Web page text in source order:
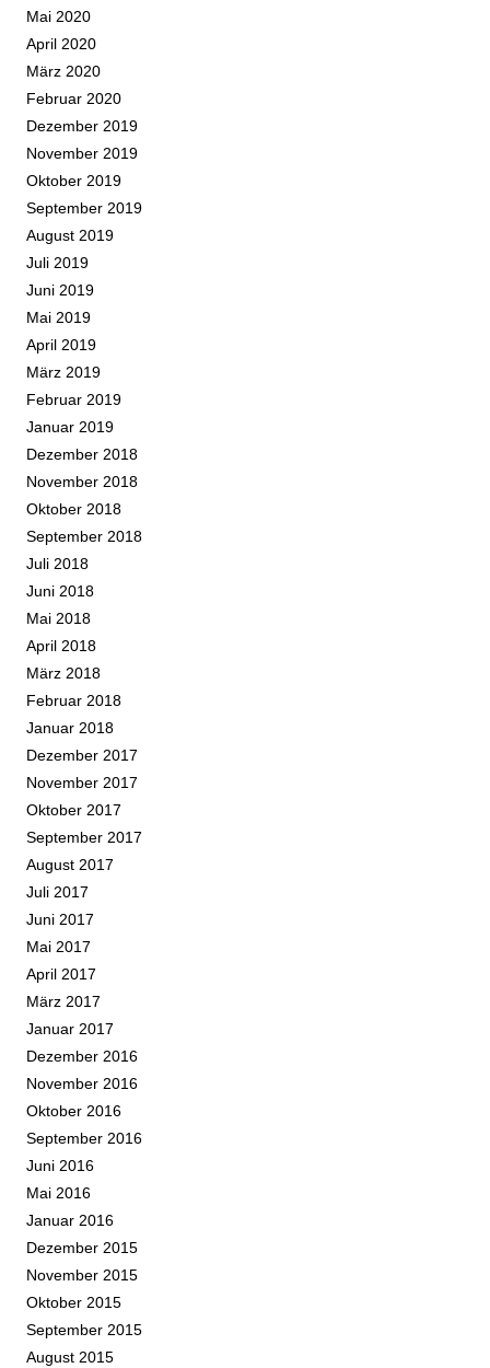
Mai 2020
April 2020
März 2020
Februar 2020
Dezember 2019
November 2019
Oktober 2019
September 2019
August 2019
Juli 2019
Juni 2019
Mai 2019
April 2019
März 2019
Februar 2019
Januar 2019
Dezember 2018
November 2018
Oktober 2018
September 2018
Juli 2018
Juni 2018
Mai 2018
April 2018
März 2018
Februar 2018
Januar 2018
Dezember 2017
November 2017
Oktober 2017
September 2017
August 2017
Juli 2017
Juni 2017
Mai 2017
April 2017
März 2017
Januar 2017
Dezember 2016
November 2016
Oktober 2016
September 2016
Juni 2016
Mai 2016
Januar 2016
Dezember 2015
November 2015
Oktober 2015
September 2015
August 2015